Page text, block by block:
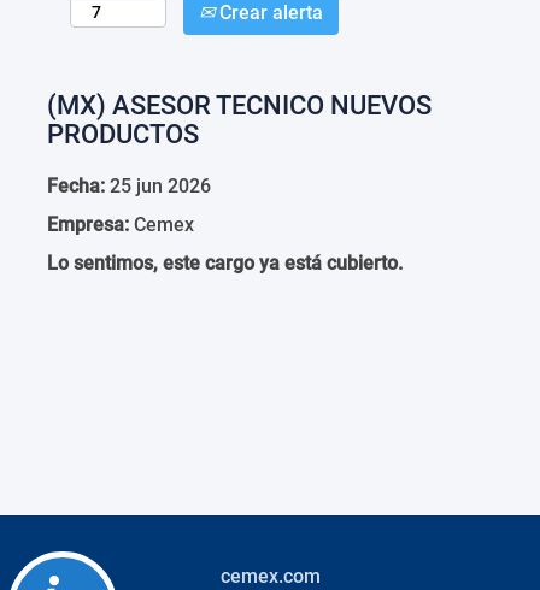
Crear alerta
(MX) ASESOR TECNICO NUEVOS
PRODUCTOS
Fecha: 25 jun 2026
Empresa: Cemex
Lo sentimos, este cargo ya está cubierto.
cemex.com